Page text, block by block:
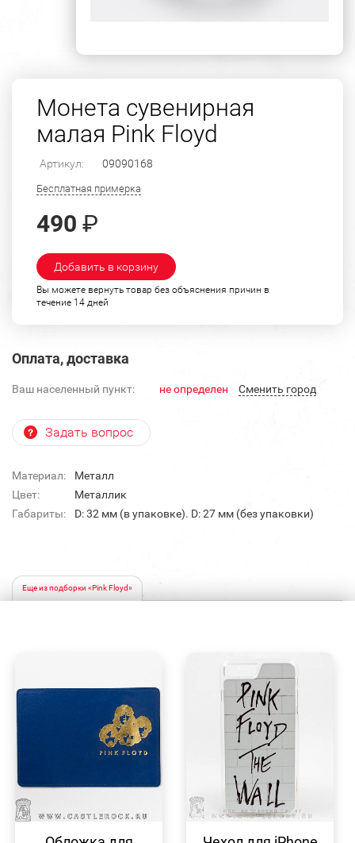
Монета сувенирная
малая Pink Floyd
Артикул: 09090168
Бесплатная примерка
490 ₽
Добавить в корзину
Вы можете вернуть товар без объяснения причин в
течение 14 дней
Оплата, доставка
Ваш населенный пункт: не определен Cменить город
Задать вопрос
Материал:
Металл
Цвет:
Металлик
Габариты:
D: 32 мм (в упаковке). D: 27 мм (без упаковки)
Еще из подборки «Pink Floyd»
ПРОСМОТР